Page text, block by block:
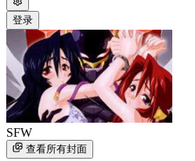
登录
SFW
查看所有封面